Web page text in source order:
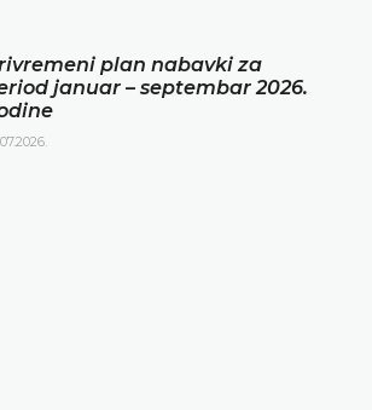
plan nabavki za
januar – septembar 2026.